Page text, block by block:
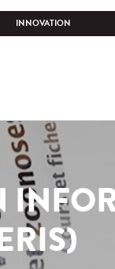
INNOVATION